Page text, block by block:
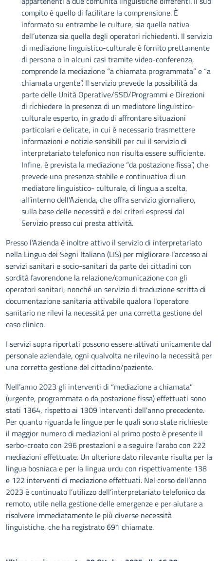
compito è quello di facilitare la comprensione. È
informato su entrambe le culture, sia quella nativa
dell’utenza sia quella degli operatori richiedenti. Il servizio
di mediazione linguistico-culturale è fornito prettamente
di persona o in alcuni casi tramite video-conferenza,
comprende la mediazione “a chiamata programmata” e “a
chiamata urgente”. Il servizio prevede la possibilità da
parte delle Unità Operative/SSD/Programmi e Direzioni
di richiedere la presenza di un mediatore linguistico-
culturale esperto, in grado di affrontare situazioni
particolari e delicate, in cui è necessario trasmettere
informazioni e notizie sensibili per cui il servizio di
interpretariato telefonico non risulta essere sufficiente.
Infine, è prevista la mediazione “da postazione fissa”, che
prevede una presenza stabile e continuativa di un
mediatore linguistico- culturale, di lingua a scelta,
all’interno dell'Azienda, che offra servizio giornaliero,
sulla base delle necessità e dei criteri espressi dal
Servizio presso cui presta attività.
Presso l’Azienda è inoltre attivo il servizio di interpretariato
nella Lingua dei Segni Italiana (LIS) per migliorare l’accesso ai
servizi sanitari e socio-sanitari da parte dei cittadini con
sordità favorendone la relazione/comunicazione con gli
operatori sanitari, nonché un servizio di traduzione scritta di
documentazione sanitaria attivabile qualora l'operatore
sanitario ne rilevi la necessità per una corretta gestione del
caso clinico.
I servizi sopra riportati possono essere attivati unicamente dal
personale aziendale, ogni qualvolta ne rilevino la necessità per
una corretta gestione del cittadino/paziente.
Nell’anno 2023 gli interventi di “mediazione a chiamata”
(urgente, programmata o da postazione fissa) effettuati sono
stati 1364, rispetto ai 1309 interventi dell'anno precedente.
Per quanto riguarda le lingue per le quali sono state richieste
il maggior numero di mediazioni al primo posto è presente il
serbo-croato con 296 prestazioni e a seguire l'arabo con 222
mediazioni effettuate. Un ulteriore dato rilevante risulta per la
lingua bosniaca e per la lingua urdu con rispettivamente 138
e 122 interventi di mediazione effettuati. Nel corso dell’anno
2023 è continuato l’utilizzo dell’interpretariato telefonico da
remoto, utile nella gestione delle emergenze e per aiutare a
risolvere immediatamente le più diverse necessità
linguistiche, che ha registrato 691 chiamate.